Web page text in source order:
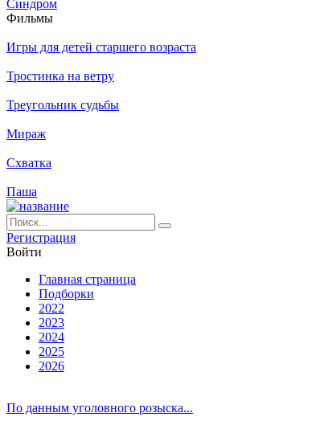
Синдром
Филь­мы
Игры для детей старшего возраста
Тростинка на ветру
Треугольник судьбы
Мираж
Схватка
Паша
Ре­ги­ст­ра­ция
Вой­ти
Глав­ная стра­ни­ца
Подборки
2022
2023
2024
2025
2026
По данным уголовного розыска...